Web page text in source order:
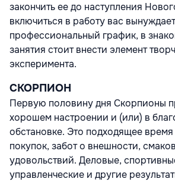
закончить ее до наступления
включиться в работу вас вынуждает
профессиональный график, в
занятия стоит внести элемент
эксперимента.
СКОРПИОН
Первую половину дня Скорпионы
хорошем настроении и (или) в
обстановке. Это подходящее
покупок, забот о внешности,
удовольствий. Деловые,
управленческие и другие